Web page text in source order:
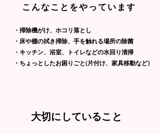
​こんなことをやっています
・掃除機がけ、ホコリ落とし
・床や棚の拭き掃除、手を触れる場所の除菌
・キッチン、浴室、トイレなどの水回り清掃
​・ちょっとしたお困りごと(片付け、家具移動など)
​大切にしていること